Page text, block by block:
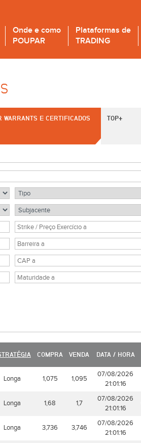
Onde e como
POUPAR
Plataformas de
TRADING
WARRANTS E CERTIFICADOS TOP+
COMPRA VENDA DATA / HORA
Longa 1,075 1,095
07/08/2026
21:01:16
Longa 1,68 1,7
07/08/2026
21:01:16
Longa 3,736 3,746
07/08/2026
21:01:16